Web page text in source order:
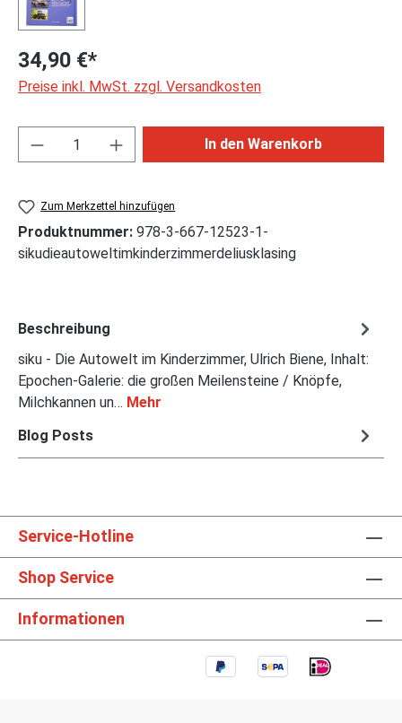
34,90 €*
Preise inkl. MwSt. zzgl. Versandkosten
Produkt Anzahl: Gib den gewünschten
In den Warenkorb
Zum Merkzettel hinzufügen
Produktnummer: 978-3-667-12523-1-
sikudieautoweltimkinderzimmerdeliusklasing
Beschreibung
siku - Die Autowelt im Kinderzimmer, Ulrich Biene, Inhalt:
Epochen-Galerie: die großen Meilensteine / Knöpfe,
Milchkannen un… Mehr
Blog Posts
Service-Hotline
Shop Service
Informationen